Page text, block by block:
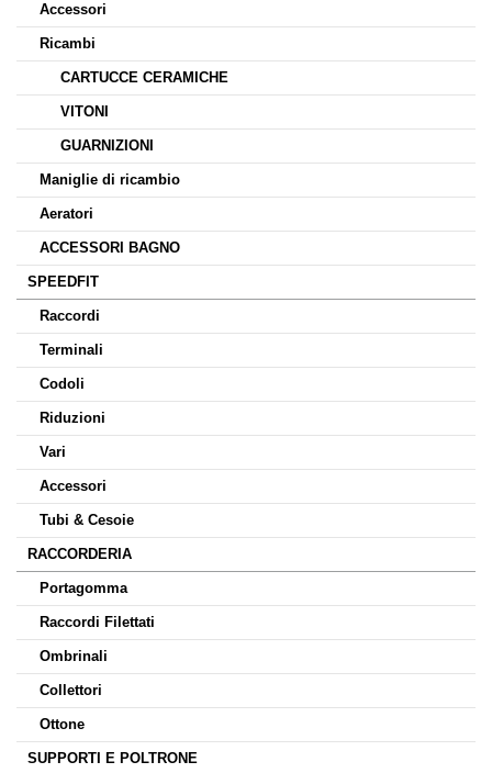
Accessori
Ricambi
CARTUCCE CERAMICHE
VITONI
GUARNIZIONI
Maniglie di ricambio
Aeratori
ACCESSORI BAGNO
SPEEDFIT
Raccordi
Terminali
Codoli
Riduzioni
Vari
Accessori
Tubi & Cesoie
RACCORDERIA
Portagomma
Raccordi Filettati
Ombrinali
Collettori
Ottone
SUPPORTI E POLTRONE